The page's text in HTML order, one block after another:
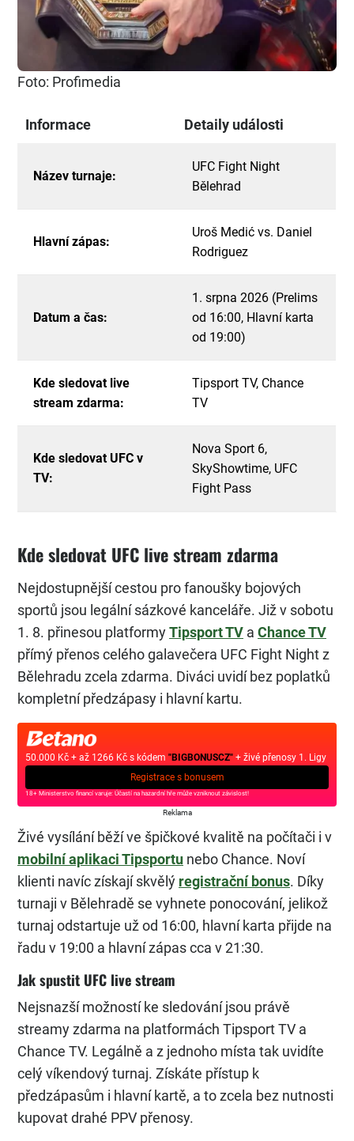
Foto: Profimedia
Informace Detaily události
Název turnaje:
UFC Fight Night
Bělehrad
Hlavní zápas:
Uroš Medić vs. Daniel
Rodriguez
Datum a čas:
1. srpna 2026 (Prelims
od 16:00, Hlavní karta
od 19:00)
Kde sledovat live
stream zdarma:
Tipsport TV, Chance
TV
Kde sledovat UFC v
TV:
Nova Sport 6,
SkyShowtime, UFC
Fight Pass
Kde sledovat UFC live stream zdarma
Nejdostupnější cestou pro fanoušky bojových
sportů jsou legální sázkové kanceláře. Již v sobotu
1. 8. přinesou platformyTipsport TV a Chance TV
přímý přenos celého galavečera UFC Fight Night z
Bělehradu zcela zdarma. Diváci uvidí bez poplatků
kompletní předzápasy i hlavní kartu.
50.000 Kč + až 1266 Kč s kódem "BIGBONUSCZ" + živé přenosy 1. Ligy
Registrace s bonusem
18+ Ministerstvo financí varuje: Účastí na hazardní hře může vzniknout závislost!
Reklama
Živé vysílání běží ve špičkové kvalitě na počítači i v
mobilní aplikaci Tipsportu nebo Chance. Noví
klienti navíc získají skvělý registrační bonus. Díky
turnaji v Bělehradě se vyhnete ponocování, jelikož
turnaj odstartuje už od 16:00, hlavní karta přijde na
řadu v 19:00 a hlavní zápas cca v 21:30.
Jak spustit UFC live stream
Nejsnazší možností ke sledování jsou právě
streamy zdarma na platformách Tipsport TV a
Chance TV. Legálně a z jednoho místa tak uvidíte
celý víkendový turnaj. Získáte přístup k
předzápasům i hlavní kartě, a to zcela bez nutnosti
kupovat drahé PPV přenosy.